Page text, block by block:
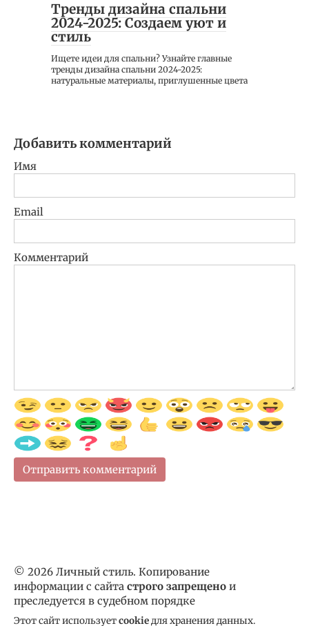
Тренды дизайна спальни
2024-2025: Создаем уют и
стиль
Ищете идеи для спальни? Узнайте главные
тренды дизайна спальни 2024-2025:
натуральные материалы, приглушенные цвета
Добавить комментарий
Имя
Email
Комментарий
© 2026 Личный стиль. Копирование
информации с сайта строго запрещено и
преследуется в судебном порядке
Этот сайт используетcookieдля хранения данных.